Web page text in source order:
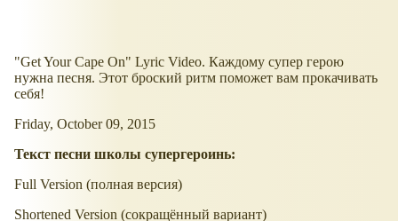
"Get Your Cape On" Lyric Video. Каждому супер герою
нужна песня. Этот броский ритм поможет вам прокачивать
себя!
Friday, October 09, 2015
Текст песни школы супергероинь:
Full Version (полная версия)
Shortened Version (сокращённый вариант)